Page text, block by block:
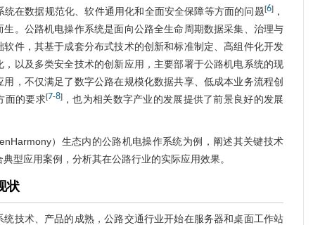
统在数据规范化、软件通用化和全面安全保障等方面的问题[6]，
生。公路机电操作系统是面向公路全生命周期数据采集、治理与
软件，其基于成套分布式技术的创新和标准制定、高组件化开发
，以及多类安全技术的创新应用，主要部署于公路机电系统的现
，不仅满足了数字公路在规模化数据共享、低成本业务流程创
面的要求[7-8]，也为相关数字产业的发展提供了前景良好的发展
）生态内的公路机电操作系统为例，阐述其关键技术
型应用案例，分析其在公路行业的实际应用效果。
状
统技术、产品的成熟，公路交通行业开始在服务器和桌面工作站